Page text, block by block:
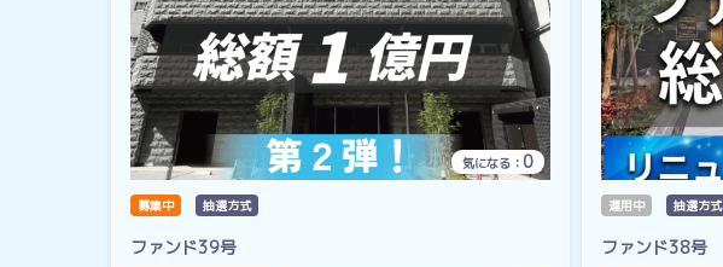
気になる： 0
募集中 抽選方式
ファンド39号
運用中 抽選方式
ファンド38号